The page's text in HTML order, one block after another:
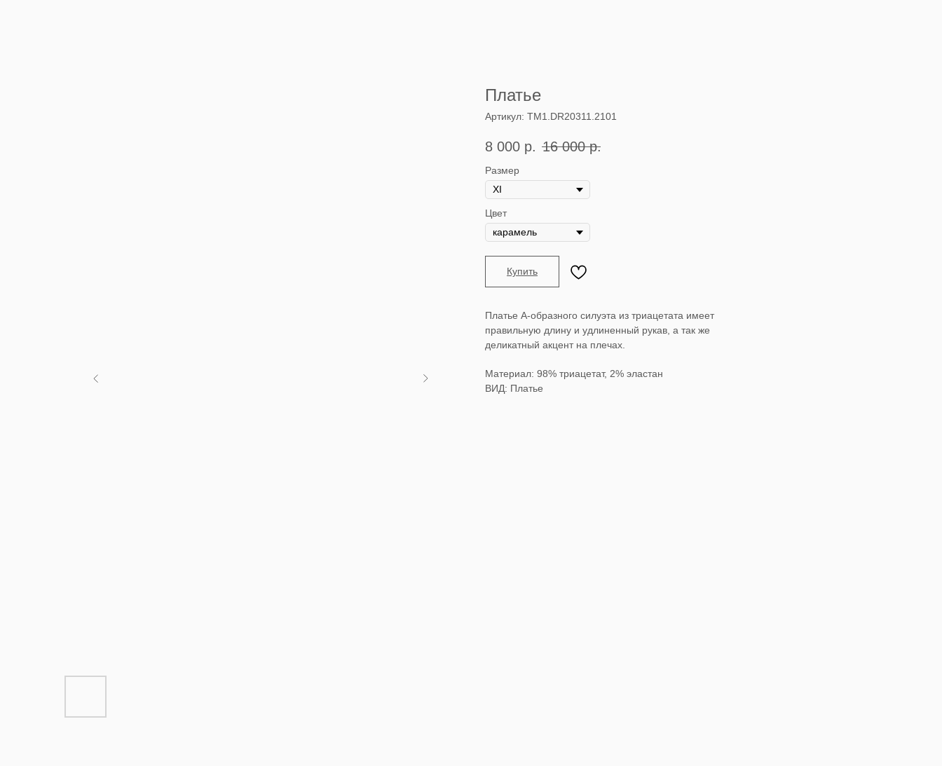
Платье
Артикул: TM1.DR20311.2101
8 000 р. 16 000 р.
Размер
Цвет
Купить
Платье А-образного силуэта из триацетата имеет
правильную длину и удлиненный рукав, а так же
деликатный акцент на плечах.
Материал: 98% триацетат, 2% эластан
ВИД: Платье